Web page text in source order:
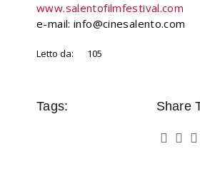
www.salentofilmfestival.com
e-mail: info@cinesalento.com
Letto da: 105
Tags: Share